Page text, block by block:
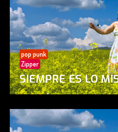
pop punk
Zipper
SIEMPRE ES LO